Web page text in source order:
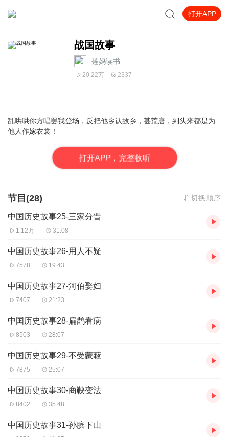
打开APP
战国故事
莲妈读书
20.22万 2337
乱哄哄你方唱罢我登场，反把他乡认故乡，甚荒唐，到头来都是为
他人作嫁衣裳！
打开APP，完整收听
节目(28) 切换顺序
中国历史故事25-三家分晋
1.12万 31:08
中国历史故事26-用人不疑
7578 19:43
中国历史故事27-河伯娶妇
7407 21:23
中国历史故事28-扁鹊看病
8503 28:07
中国历史故事29-不受蒙蔽
7875 25:07
中国历史故事30-商鞅变法
8402 35:48
中国历史故事31-孙膑下山